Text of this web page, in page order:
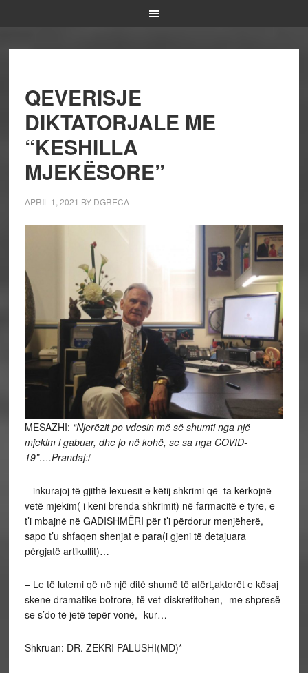
QEVERISJE
DIKTATORJALE ME
“KESHILLA
MJEKËSORE”
APRIL 1, 2021 BY DGRECA
MESAZHI: “Njerëzit po vdesin më së shumti nga një
mjekim i gabuar, dhe jo në kohë, se sa nga COVID-
19”….Prandaj:/
– inkurajoj të gjithë lexuesit e këtij shkrimi që ta kërkojnë
vetë mjekim( i keni brenda shkrimit) në farmacitë e tyre, e
t’i mbajnë në GADISHMËRI për t’i përdorur menjëherë,
sapo t’u shfaqen shenjat e para(i gjeni të detajuara
përgjatë artikullit)…
– Le të lutemi që në një ditë shumë të afërt,aktorët e kësaj
skene dramatike botrore, të vet-diskretitohen,- me shpresë
se s’do të jetë tepër vonë, -kur…
Shkruan: DR. ZEKRI PALUSHI(MD)*